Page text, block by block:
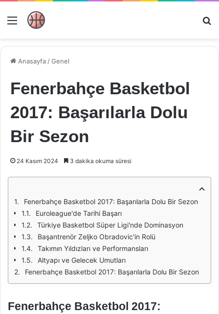
Menü
Anasayfa /Genel
Fenerbahçe Basketbol
2017: Başarılarla Dolu
Bir Sezon
24 Kasım 2024 3 dakika okuma süresi
Fenerbahçe Basketbol 2017: Başarılarla Dolu Bir Sezon
Euroleague'de Tarihi Başarı
Türkiye Basketbol Süper Ligi'nde Dominasyon
Başantrenör Zeljko Obradovic'in Rolü
Takımın Yıldızları ve Performansları
Altyapı ve Gelecek Umutları
Fenerbahçe Basketbol 2017: Başarılarla Dolu Bir Sezon
Fenerbahçe Basketbol 2017: